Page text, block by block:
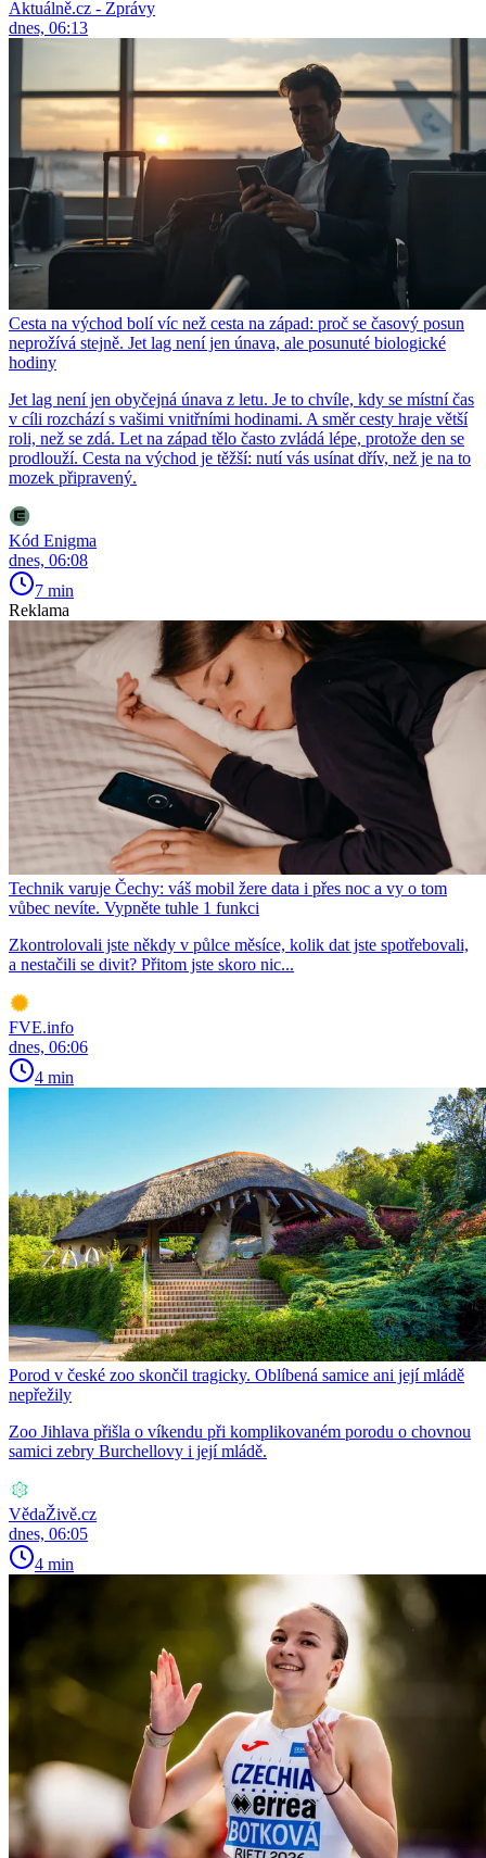
Aktuálně.cz - Zprávy
dnes, 06:13
Cesta na východ bolí víc než cesta na západ: proč se časový posun
neprožívá stejně. Jet lag není jen únava, ale posunuté biologické
hodiny
Jet lag není jen obyčejná únava z letu. Je to chvíle, kdy se místní čas
v cíli rozchází s vašimi vnitřními hodinami. A směr cesty hraje větší
roli, než se zdá. Let na západ tělo často zvládá lépe, protože den se
prodlouží. Cesta na východ je těžší: nutí vás usínat dřív, než je na to
mozek připravený.
Kód Enigma
dnes, 06:08
7 min
Reklama
Technik varuje Čechy: váš mobil žere data i přes noc a vy o tom
vůbec nevíte. Vypněte tuhle 1 funkci
Zkontrolovali jste někdy v půlce měsíce, kolik dat jste spotřebovali,
a nestačili se divit? Přitom jste skoro nic...
FVE.info
dnes, 06:06
4 min
Porod v české zoo skončil tragicky. Oblíbená samice ani její mládě
nepřežily
Zoo Jihlava přišla o víkendu při komplikovaném porodu o chovnou
samici zebry Burchellovy i její mládě.
VědaŽivě.cz
dnes, 06:05
4 min